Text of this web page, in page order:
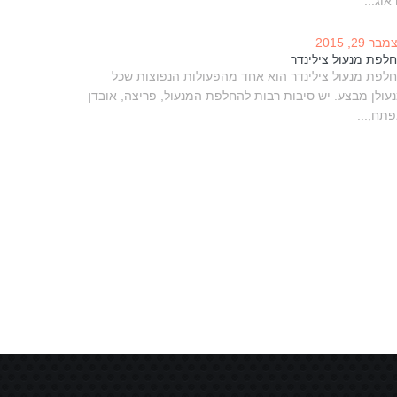
29, 2015
מנעול צילינדר
מנעול צילינדר הוא אחד מהפעולות הנפוצות שכל
מבצע. יש סיבות רבות להחלפת המנעול, פריצה, אובדן